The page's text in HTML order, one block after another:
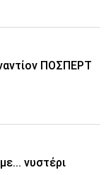
ΠΟΣΠΕΡΤ
νυστέρι